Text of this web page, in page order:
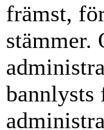
främst,
stämmer.